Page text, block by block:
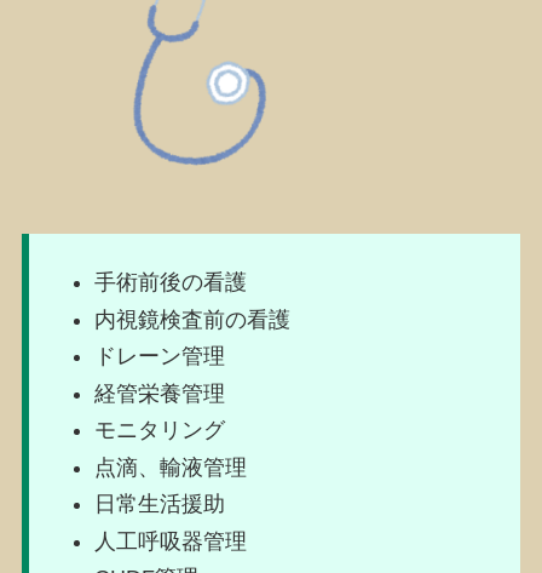
手術前後の看護
内視鏡検査前の看護
ドレーン管理
経管栄養管理
モニタリング
点滴、輸液管理
日常生活援助
人工呼吸器管理